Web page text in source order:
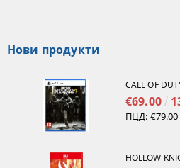
Нови продукти
CALL OF
€69.00
ПЦД: €79.00